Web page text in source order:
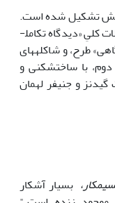
تشکیل شده است.
در بخش اول، مفاهیم جزئی مندرج در مقولات کلیِ «دیدگاه تکامل­
طرح، و شاکله­­های
با ساخت­شکنی و
و جنیفر له­مان
بسیار آشکار